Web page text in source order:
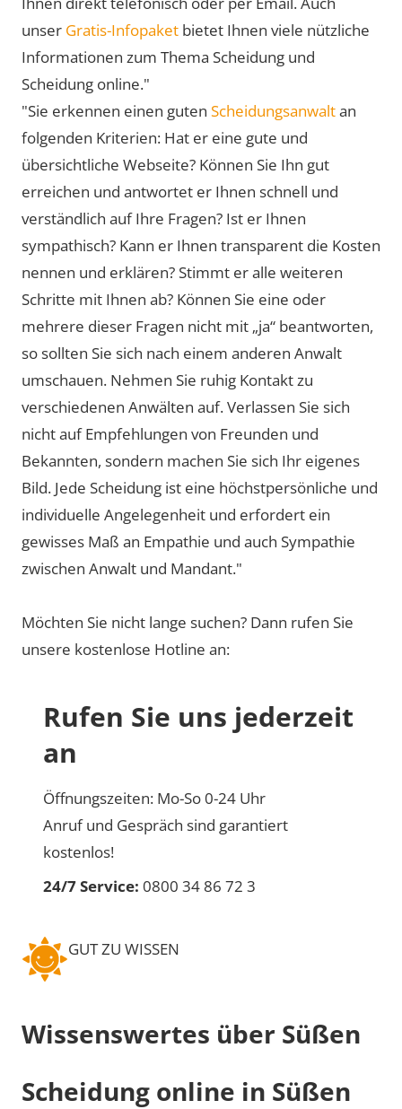
unser Gratis-Infopaket bietet Ihnen viele nützliche
Informationen zum Thema Scheidung und
Scheidung online."
"Sie erkennen einen guten Scheidungsanwaltan
folgenden Kriterien: Hat er eine gute und
übersichtliche Webseite? Können Sie Ihn gut
erreichen und antwortet er Ihnen schnell und
verständlich auf Ihre Fragen? Ist er Ihnen
sympathisch? Kann er Ihnen transparent die Kosten
nennen und erklären? Stimmt er alle weiteren
Schritte mit Ihnen ab? Können Sie eine oder
mehrere dieser Fragen nicht mit „ja“ beantworten,
so sollten Sie sich nach einem anderen Anwalt
umschauen. Nehmen Sie ruhig Kontakt zu
verschiedenen Anwälten auf. Verlassen Sie sich
nicht auf Empfehlungen von Freunden und
Bekannten, sondern machen Sie sich Ihr eigenes
Bild. Jede Scheidung ist eine höchstpersönliche und
individuelle Angelegenheit und erfordert ein
gewisses Maß an Empathie und auch Sympathie
zwischen Anwalt und Mandant."
Möchten Sie nicht lange suchen? Dann rufen Sie
unsere kostenlose Hotline an:
Rufen Sie uns jederzeit
an
Öffnungszeiten: Mo-So 0-24 Uhr
Anruf und Gespräch sind garantiert
kostenlos!
24/7 Service: 0800 34 86 72 3
GUT ZU WISSEN
Wissenswertes über Süßen
Scheidung online in Süßen